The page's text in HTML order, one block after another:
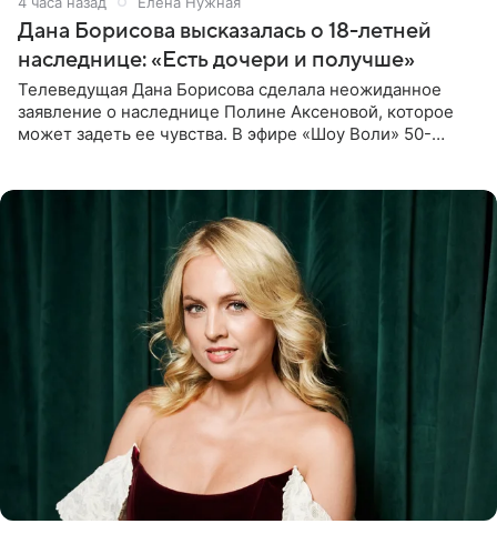
Дана Борисова высказалась о 18-летней
наследнице: «Есть дочери и получше»
Телеведущая Дана Борисова сделала неожиданное
заявление о наследнице Полине Аксеновой, которое
может задеть ее чувства. В эфире «Шоу Воли» 50-